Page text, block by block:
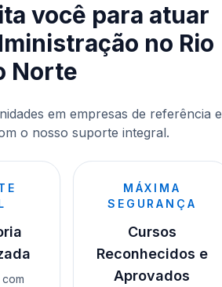
você para atuar
no Rio
Norte
em empresas de referência e
o nosso suporte integral.
MÁXIMA
SEGURANÇA
Cursos
Reconhecidos e
Aprovados